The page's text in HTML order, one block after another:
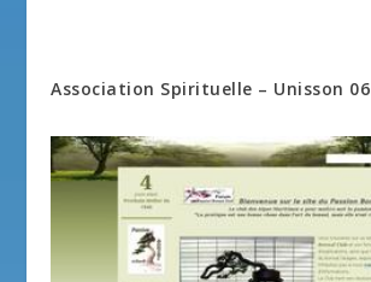
Association Spirituelle – Unisson 06